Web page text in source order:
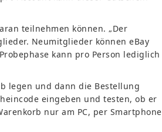
teilnehmen können. „Der
Neumitglieder können eBay
kann pro Person lediglich
legen und dann die Bestellung
eingeben und testen, ob er
nur am PC, per Smartphone